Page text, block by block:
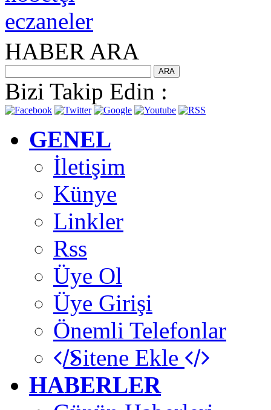
HABER ARA
Bizi Takip Edin :
GENEL
İletişim
Künye
Linkler
Rss
Üye Ol
Üye Girişi
Önemli Telefonlar
Sitene Ekle
HABERLER